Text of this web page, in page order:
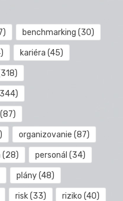
benchmarking (30)
kariéra (45)
organizovanie (87)
(28) personál (34)
plány(48)
risk(33) riziko (40)